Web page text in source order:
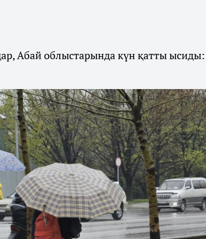
Абай облыстарында күн қатты ысиды: